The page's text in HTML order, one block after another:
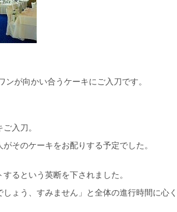
ンが向かい合うケーキにご入刀です。
入刀。
そのケーキをお配りする予定でした。
るという英断を下されました。
ょう、すみません」と全体の進行時間に心